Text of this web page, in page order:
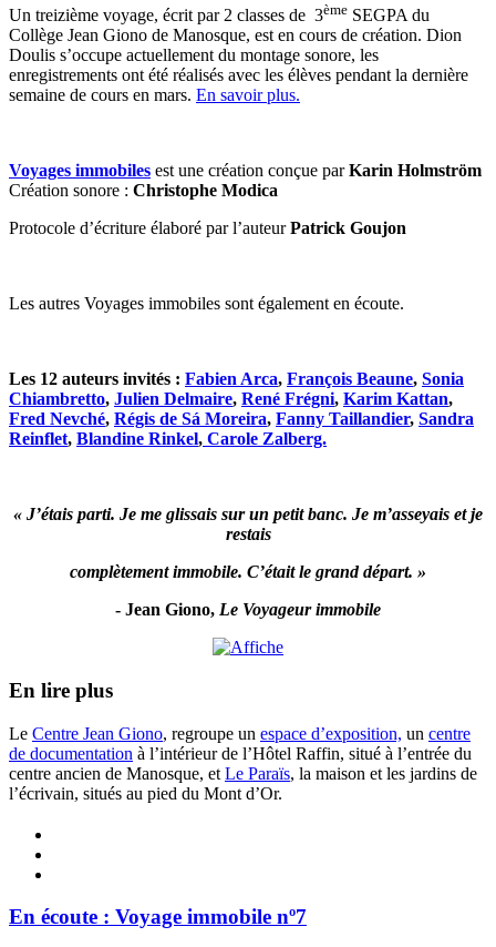
Un treizième voyage, écrit par 2 classes de 3ème SEGPA du
Collège Jean Giono de Manosque, est en cours de création. Dion
Doulis s’occupe actuellement du montage sonore, les
enregistrements ont été réalisés avec les élèves pendant la dernière
semaine de cours en mars. En savoir plus.
Voyages immobiles est une création conçue parKarin Holmström
Création sonore : Christophe Modica
Protocole d’écriture élaboré par l’auteurPatrick Goujon
Les autres Voyages immobiles sont également en écoute.
Les 12 auteurs invités : Fabien Arca, François Beaune, Sonia
Chiambretto, Julien Delmaire, René Frégni, Karim Kattan,
Fred Nevché, Régis de Sá Moreira, Fanny Taillandier, Sandra
Reinflet, Blandine Rinkel, Carole Zalberg.
« J’étais parti. Je me glissais sur un petit banc. Je m’asseyais et je
restais
complètement immobile. C’était le grand départ. »
- Jean Giono, Le Voyageur immobile
En lire plus
Le Centre Jean Giono, regroupe un espace d’exposition, un centre
de documentation à l’intérieur de l’Hôtel Raffin, situé à l’entrée du
centre ancien de Manosque, et Le Paraïs, la maison et les jardins de
l’écrivain, situés au pied du Mont d’Or.
En écoute : Voyage immobile nº7